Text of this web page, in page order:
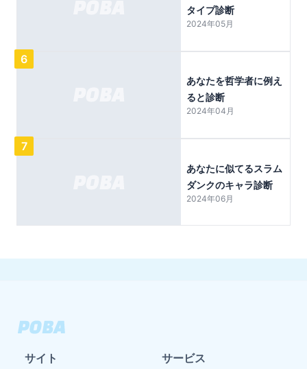
タイプ診断
2024年05月
6
あなたを哲学者に例え
ると診断
2024年04月
7
あなたに似てるスラム
ダンクのキャラ診断
2024年06月
サイト サービス